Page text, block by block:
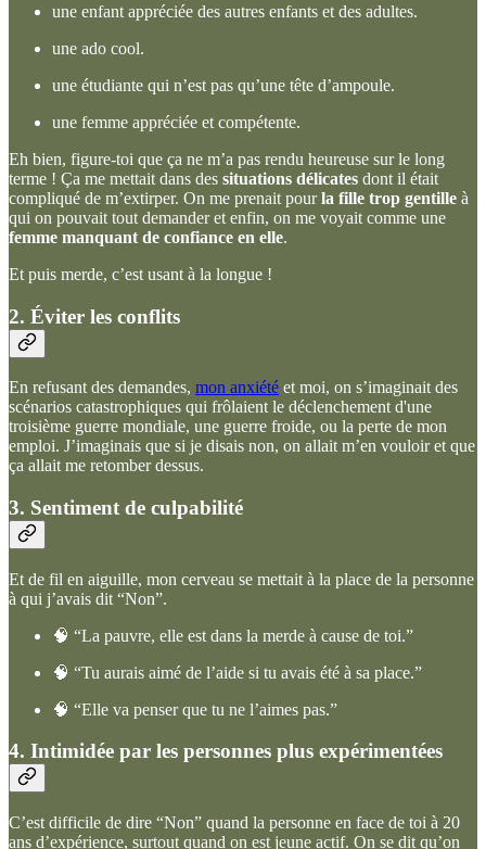
une enfant appréciée des autres enfants et des adultes.
une ado cool.
une étudiante qui n’est pas qu’une tête d’ampoule.
une femme appréciée et compétente.
Eh bien, figure-toi que ça ne m’a pas rendu heureuse sur le long
terme ! Ça me mettait dans des situations délicates dont il était
compliqué de m’extirper. On me prenait pourla fille trop gentille à
qui on pouvait tout demander et enfin, on me voyait comme une
femme manquant de confiance en elle.
Et puis merde, c’est usant à la longue !
2. Éviter les conflits
En refusant des demandes, mon anxiété et moi, on s’imaginait des
scénarios catastrophiques qui frôlaient le déclenchement d'une
troisième guerre mondiale, une guerre froide, ou la perte de mon
emploi. J’imaginais que si je disais non, on allait m’en vouloir et que
ça allait me retomber dessus.
3. Sentiment de culpabilité
Et de fil en aiguille, mon cerveau se mettait à la place de la personne
à qui j’avais dit “Non”.
🧠 “La pauvre, elle est dans la merde à cause de toi.”
🧠 “Tu aurais aimé de l’aide si tu avais été à sa place.”
🧠 “Elle va penser que tu ne l’aimes pas.”
4. Intimidée par les personnes plus expérimentées
C’est difficile de dire “Non” quand la personne en face de toi à 20
ans d’expérience, surtout quand on est jeune actif. On se dit qu’on